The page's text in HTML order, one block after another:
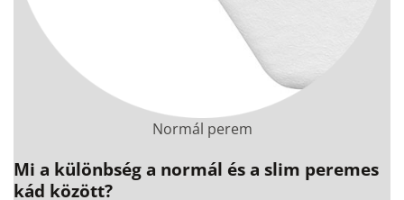
Normál perem
Mi a különbség a normál és a slim peremes
kád között?